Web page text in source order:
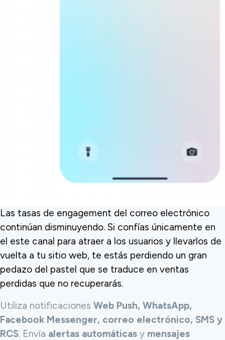
Las tasas de engagement del correo electrónico
continúan disminuyendo. Si confías únicamente en
el este canal para atraer a los usuarios y llevarlos de
vuelta a tu sitio web, te estás perdiendo un gran
pedazo del pastel que se traduce en ventas
perdidas que no recuperarás.
Utiliza notificaciones Web Push, WhatsApp,
Facebook Messenger, correo electrónico, SMS y
RCS. Envía alertas automáticas y mensajes